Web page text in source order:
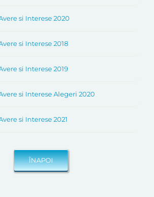
si Interese 2020
si Interese 2018
si Interese 2019
si Interese Alegeri 2020
si Interese 2021